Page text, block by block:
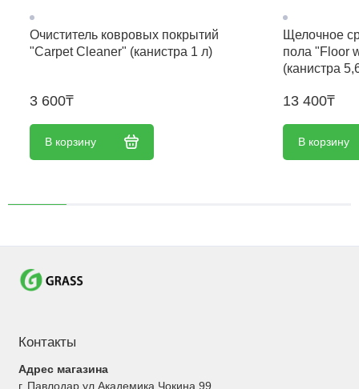
Очиститель ковровых покрытий
"Carpet Cleaner" (канистра 1 л)
3 600₸
В корзину
Щелочное
пола "Floor
(канистра
13 400₸
В корзину
Контакты
Адрес магазина
г. Павлодар ул.Академика Чокина 99